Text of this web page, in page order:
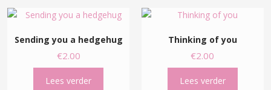
Sending you a hedgehug
€2.00
Lees verder
Thinking of you
€2.00
Lees verder